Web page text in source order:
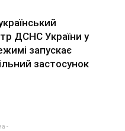
ДСНС України у
запускає
застосунок
-